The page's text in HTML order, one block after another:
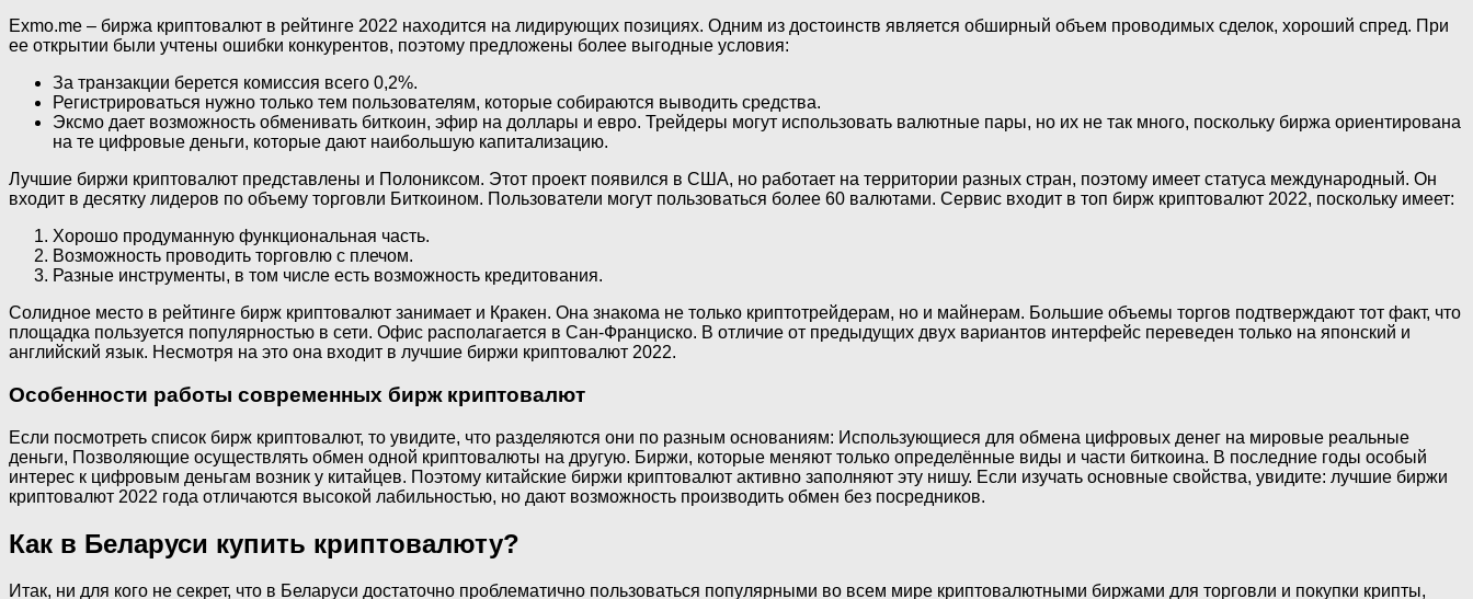
Exmo.me – биржа криптовалют в рейтинге 2022 находится на лидирующих позициях. Одним из достоинств является обширный объем проводимых сделок, хороший спред. При
ее открытии были учтены ошибки конкурентов, поэтому предложены более выгодные условия:
За транзакции берется комиссия всего 0,2%.
Регистрироваться нужно только тем пользователям, которые собираются выводить средства.
Эксмо дает возможность обменивать биткоин, эфир на доллары и евро. Трейдеры могут использовать валютные пары, но их не так много, поскольку биржа ориентирована
на те цифровые деньги, которые дают наибольшую капитализацию.
Лучшие биржи криптовалют представлены и Полониксом. Этот проект появился в США, но работает на территории разных стран, поэтому имеет статуса международный. Он
входит в десятку лидеров по объему торговли Биткоином. Пользователи могут пользоваться более 60 валютами. Сервис входит в топ бирж криптовалют 2022, поскольку имеет:
Хорошо продуманную функциональная часть.
Возможность проводить торговлю с плечом.
Разные инструменты, в том числе есть возможность кредитования.
Солидное место в рейтинге бирж криптовалют занимает и Кракен. Она знакома не только криптотрейдерам, но и майнерам. Большие объемы торгов подтверждают тот факт, что
площадка пользуется популярностью в сети. Офис располагается в Сан-Франциско. В отличие от предыдущих двух вариантов интерфейс переведен только на японский и
английский язык. Несмотря на это она входит в лучшие биржи криптовалют 2022.
Особенности работы современных бирж криптовалют
Если посмотреть список бирж криптовалют, то увидите, что разделяются они по разным основаниям: Использующиеся для обмена цифровых денег на мировые реальные
деньги, Позволяющие осуществлять обмен одной криптовалюты на другую. Биржи, которые меняют только определённые виды и части биткоина. В последние годы особый
интерес к цифровым деньгам возник у китайцев. Поэтому китайские биржи криптовалют активно заполняют эту нишу. Если изучать основные свойства, увидите: лучшие биржи
криптовалют 2022 года отличаются высокой лабильностью, но дают возможность производить обмен без посредников.
Как в Беларуси купить криптовалюту?
Итак, ни для кого не секрет, что в Беларуси достаточно проблематично пользоваться популярными во всем мире криптовалютными биржами для торговли и покупки крипты,